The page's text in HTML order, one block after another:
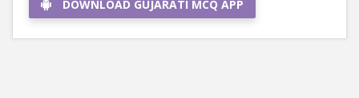
DOWNLOAD GUJARATI MCQ APP